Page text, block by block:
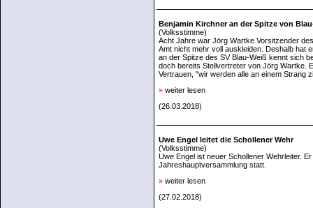
Benjamin Kirchner an der Spitze von
(Volksstimme)
Acht Jahre war Jörg Wartke Vorsitzender
Amt nicht mehr voll auskleiden. Deshalb hat
an der Spitze des SV Blau-Weiß kennt sich
doch bereits Stellvertreter von Jörg Wartke.
Vertrauen, "wir werden alle an einem Strang
» weiter lesen
(26.03.2018)
Uwe Engel leitet die Schollener Wehr
(Volksstimme)
Uwe Engel ist neuer Schollener Wehrleiter.
Jahreshauptversammlung statt.
» weiter lesen
(27.02.2018)